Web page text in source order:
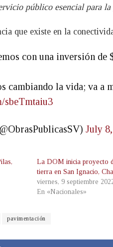
público esencial para la
que existe en la
con una inversión de
cambiando la vida; va
sbeTmtaiu3
July
La DOM inicia proyecto
tierra en San Ignacio,
viernes, 9 septiembre
En «Nacionales»
pavimentación